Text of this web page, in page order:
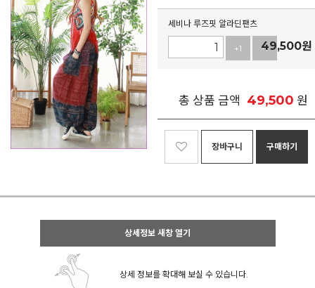
세비나 루즈핏 알라딘팬츠
+1 -1
49,500원
총 상품 금액 49,500 원
장바구니 구매하기
상세정보 새창 열기
상세 정보를 확대해 보실 수 있습니다.